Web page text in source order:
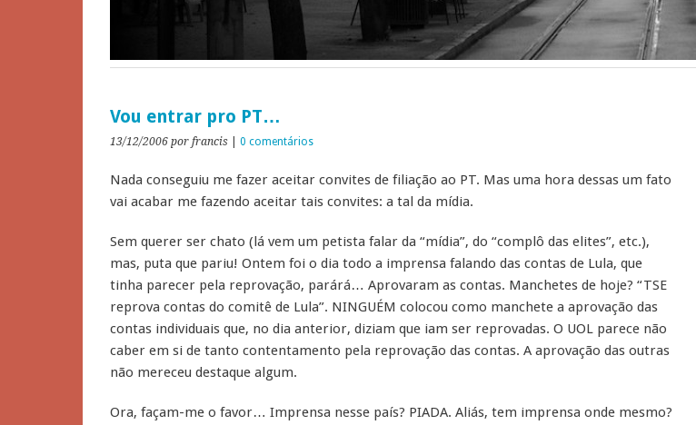
Vou entrar pro PT…
13/12/2006 por francis 0 comentários
Nada conseguiu me fazer aceitar convites de filiação ao PT. Mas uma hora dessas um fato
vai acabar me fazendo aceitar tais convites: a tal da mídia.
Sem querer ser chato (lá vem um petista falar da “mídia”, do “complô das elites”, etc.),
mas, puta que pariu! Ontem foi o dia todo a imprensa falando das contas de Lula, que
tinha parecer pela reprovação, parárá… Aprovaram as contas. Manchetes de hoje? “TSE
reprova contas do comitê de Lula”. NINGUÉM colocou como manchete a aprovação das
contas individuais que, no dia anterior, diziam que iam ser reprovadas. O UOL parece não
caber em si de tanto contentamento pela reprovação das contas. A aprovação das outras
não mereceu destaque algum.
Ora, façam-me o favor… Imprensa nesse país? PIADA. Aliás, tem imprensa onde mesmo?